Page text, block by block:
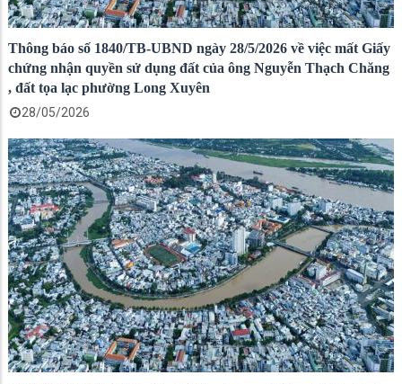
Thông báo số 1840/TB-UBND ngày 28/5/2026 về việc mất Giấy
chứng nhận quyền sử dụng đất của ông Nguyễn Thạch Chăng
, đất tọa lạc phường Long Xuyên
28/05/2026